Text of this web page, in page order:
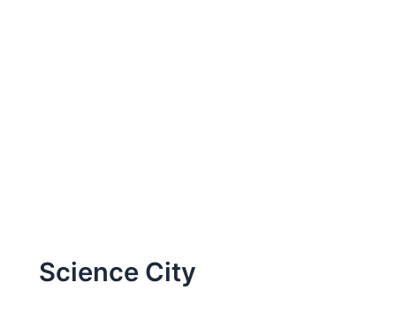
Science City